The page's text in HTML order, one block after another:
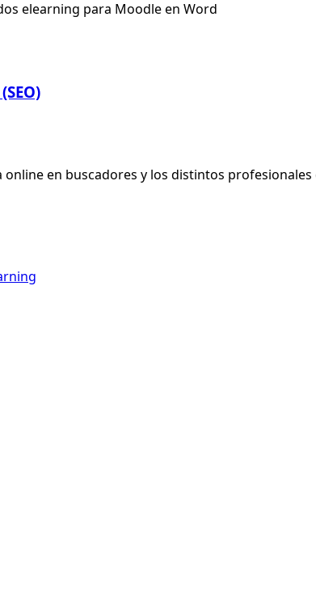
elearning para Moodle en Word
en buscadores y los distintos